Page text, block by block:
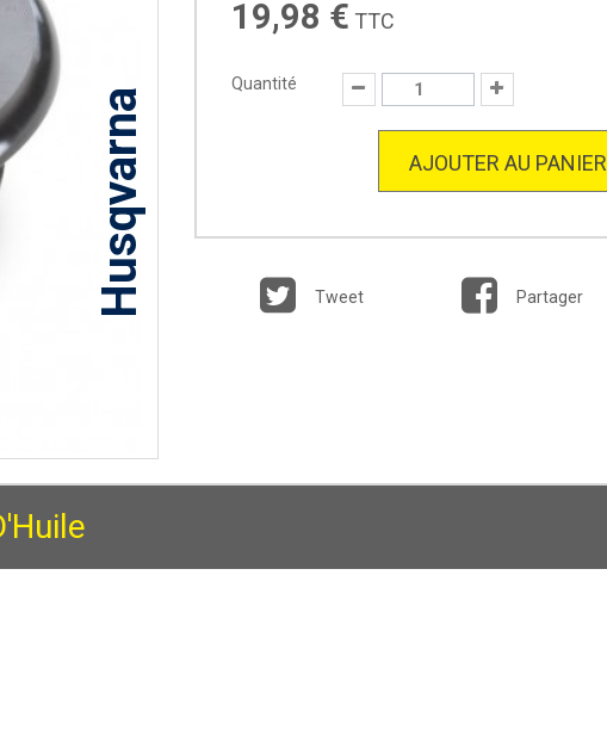
Husqvarna
19,98 € TTC
Quantité
AJOUTER AU PANIER
Tweet Partager